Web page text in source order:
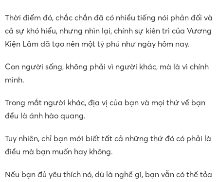
Thời điểm đó, chắc chắn đã có nhiều tiếng nói phản đối và
cả sự khó hiểu, nhưng nhìn lại, chính sự kiên trì của Vương
Kiện Lâm đã tạo nên một tỷ phú như ngày hôm nay.
Con người sống, không phải vì người khác, mà là vì chính
mình.
Trong mắt người khác, địa vị của bạn và mọi thứ về bạn
đều là ánh hào quang.
Tuy nhiên, chỉ bạn mới biết tất cả những thứ đó có phải là
điều mà bạn muốn hay không.
Nếu bạn đủ yêu thích nó, dù là nghề gì, bạn vẫn có thể tỏa